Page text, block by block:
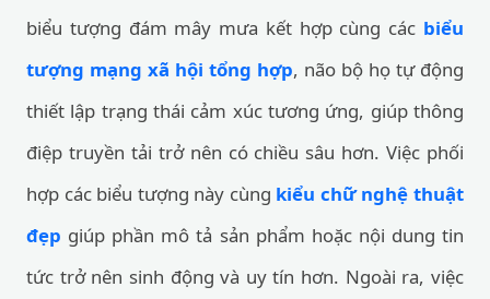
biểu tượng đám mây mưa kết hợp cùng các biểu
tượng mạng xã hội tổng hợp, não bộ họ tự động
thiết lập trạng thái cảm xúc tương ứng, giúp thông
điệp truyền tải trở nên có chiều sâu hơn. Việc phối
hợp các biểu tượng này cùng kiểu chữ nghệ thuật
đẹp giúp phần mô tả sản phẩm hoặc nội dung tin
tức trở nên sinh động và uy tín hơn. Ngoài ra, việc